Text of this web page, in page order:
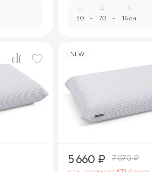
Ш.
50 -
Д.
70 -
В.
18 см.
NEW
1
5 660 ₽ 7 070₽